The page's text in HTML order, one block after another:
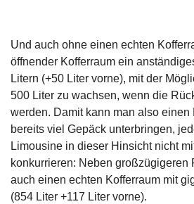
Und auch ohne einen echten
öffnender Kofferraum ein
Litern (+50 Liter vorne), mit der
500 Liter zu wachsen, wenn die
werden. Damit kann man also einen
bereits viel Gepäck unterbringen,
Limousine in dieser Hinsicht nicht
konkurrieren: Neben großzügigeren
auch einen echten Kofferraum mit
(854 Liter +117 Liter vorne).